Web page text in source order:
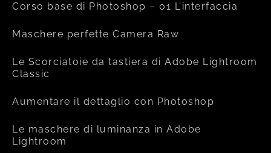
Corso base di Photoshop – 01 L’interfaccia
Maschere perfette Camera Raw
Le Scorciatoie da tastiera di Adobe Lightroom
Classic
Aumentare il dettaglio con Photoshop
Le maschere di luminanza in Adobe
Lightroom